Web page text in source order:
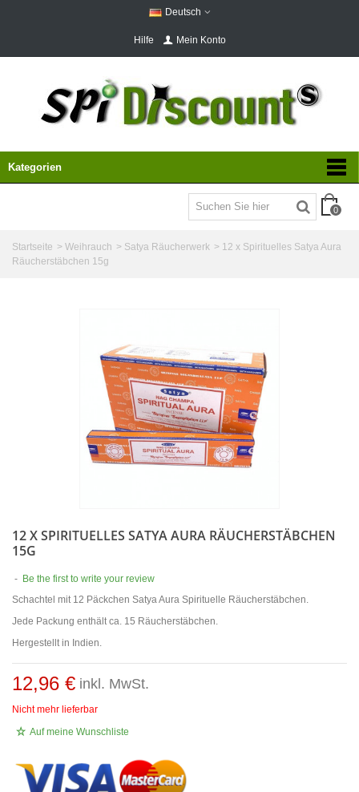
Deutsch
Hilfe Mein Konto
Kategorien
0
Startseite > Weihrauch > Satya Räucherwerk > 12 x Spirituelles Satya Aura
Räucherstäbchen 15g
12 X SPIRITUELLES SATYA AURA RÄUCHERSTÄBCHEN
15G
- Be the first to write your review
Schachtel mit 12 Päckchen Satya Aura Spirituelle Räucherstäbchen.
Jede Packung enthält ca. 15 Räucherstäbchen.
Hergestellt in Indien.
12,96 € inkl. MwSt.
Nicht mehr lieferbar
Auf meine Wunschliste